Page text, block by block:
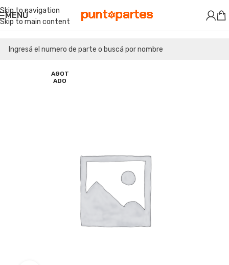
Skip to navigation
Skip to main content
MENÚ
AGOT
ADO